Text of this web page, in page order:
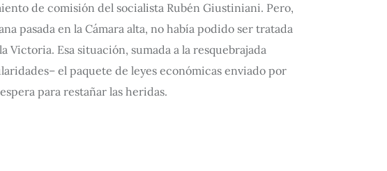
de comisión del socialista Rubén Giustiniani. Pero,
pasada en la Cámara alta, no había podido ser tratada
Esa situación, sumada a la resquebrajada
el paquete de leyes económicas enviado por
para restañar las heridas.